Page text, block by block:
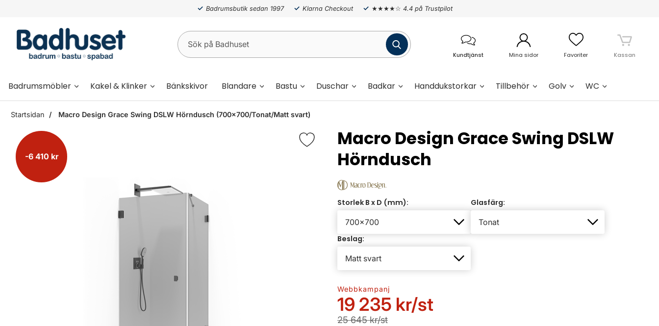
Badrumsbutik sedan 1997 Klarna Checkout ★★★★☆ 4.4 på Trustpilot
Kundtjänst Mina sidor Favoriter Kassan
Badrumsmöbler Kakel & Klinker Bänkskivor Blandare Bastu Duschar Badkar Handdukstorkar Tillbehör Golv WC
Startsidan Macro Design Grace Swing DSLW Hörndusch (700x700/Tonat/Matt svart)
-6 410 kr
Macro Design Grace Swing DSLW
Hörndusch
Storlek B x D (mm): Glasfärg:
Beslag:
Webbkampanj
19 235 kr/st
25 645 kr/st